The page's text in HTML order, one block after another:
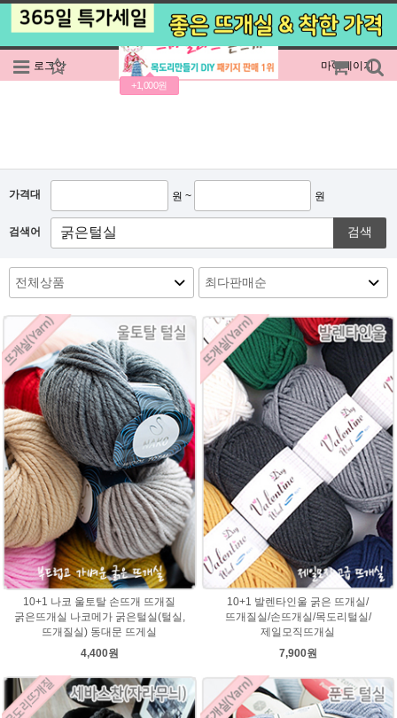
로그인 회원가입
+1,000원
주문조회 마이페이지
가격대 원 ~ 원
검색어 검색
10+1 나코 울토탈 손뜨개 뜨개질
굵은뜨개실 나코메가 굵은털실(털실,
뜨개질실) 동대문 뜨게실
4,400원
10+1 발렌타인울 굵은 뜨개실/
뜨개질실/손뜨개실/목도리털실/
제일모직뜨개실
7,900원